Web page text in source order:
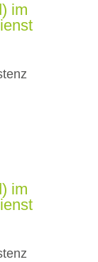
im
im